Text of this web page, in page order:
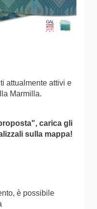
attualmente attivi e
Marmilla.
carica gli
sulla mappa!
è possibile